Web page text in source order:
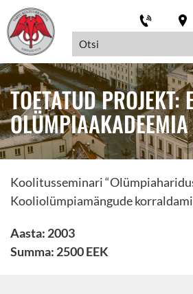
TOETATUD PROJEKT:
OLÜMPIAAKADEEMIA
Koolitusseminari
Kooliolümpiamängude
Aasta: 2003
Summa: 2500 EEK